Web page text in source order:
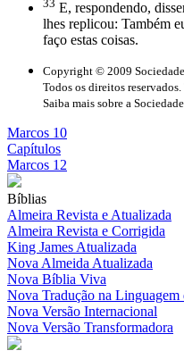
33 E, respondendo,
lhes replicou: Também
faço estas coisas.
Copyright © 2009
Todos os direitos
Saiba mais sobre a
Marcos 10
Capítulos
Marcos 12
Bíblias
Almeira Revista e Atualizada
Almeira Revista e Corrigida
King James Atualizada
Nova Almeida Atualizada
Nova Bíblia Viva
Nova Tradução na Linguagem
Nova Versão Internacional
Nova Versão Transformadora